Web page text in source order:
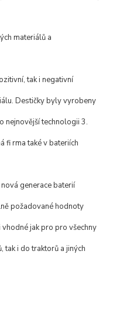
materiálů a
tak i negativní
Destičky byly vyrobeny
nejnovější technologii 3.
fi rma také v bateriích
generace baterií
požadované hodnoty
jak pro pro všechny
tak i do traktorů a jiných